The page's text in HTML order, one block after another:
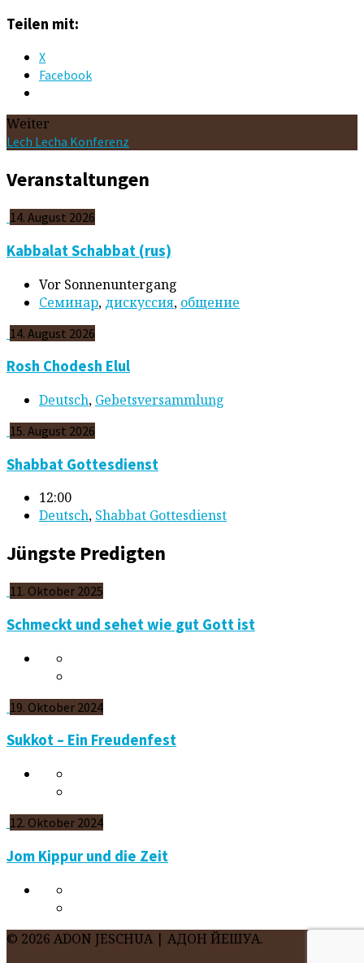
Teilen mit:
X
Facebook
Weiter
Lech Lecha Konferenz
Veranstaltungen
14. August 2026
Kabbalat Schabbat (rus)
Vor Sonnenuntergang
Cеминар, дискуссия, общение
14. August 2026
Rosh Chodesh Elul
Deutsch, Gebetsversammlung
15. August 2026
Shabbat Gottesdienst
12:00
Deutsch, Shabbat Gottesdienst
Jüngste Predigten
11. Oktober 2025
Schmeckt und sehet wie gut Gott ist
19. Oktober 2024
Sukkot – Ein Freudenfest
12. Oktober 2024
Jom Kippur und die Zeit
© 2026 ADON JESCHUA | АДОН ЙЕШУА.